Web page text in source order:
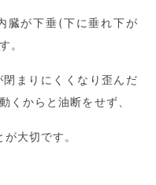
臓が下垂(下に垂れ下が
。
まりにくくなり歪んだ
くからと油断をせず、
大切です。